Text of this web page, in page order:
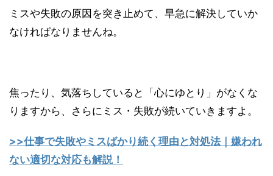
ミスや失敗の原因を突き止めて、早急に解決していか
なければなりませんね。
焦ったり、気落ちしていると「心にゆとり」がなくな
りますから、さらにミス・失敗が続いていきますよ。
>>仕事で失敗やミスばかり続く理由と対処法｜嫌われ
ない適切な対応も解説！